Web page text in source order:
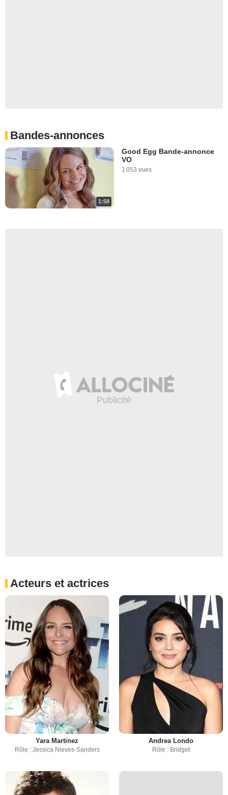
Bandes-annonces
1:58
Good Egg Bande-annonce
VO
1 053 vues
Acteurs et actrices
Yara Martinez
Rôle : Jessica Nieves-Sanders
Andrea Londo
Rôle : Bridget